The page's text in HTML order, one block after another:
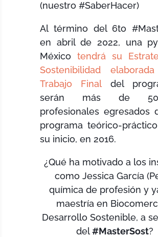
(nuestro #SaberHacer)
Al término del 6to
en abril de 2022, una
Méxicotendrá su
Sostenibilidad
Trabajo Finaldel
serán más de
profesionales egresados
programa teórico-
su inicio, en 2016.
¿Qué ha motivado a los
como Jessica García
química de profesión y
maestría en
Desarrollo Sostenible, a
del#MasterSost?